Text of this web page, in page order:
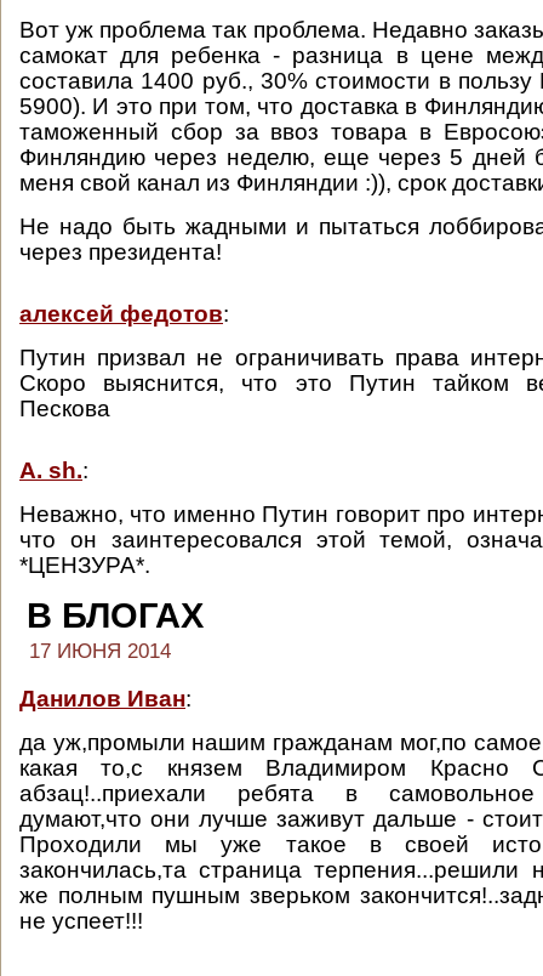
Вот уж проблема так проблема. Недавно
самокат для ребенка - разница в цене
составила 1400 руб., 30% стоимости в
5900). И это при том, что доставка в
таможенный сбор за ввоз товара в
Финляндию через неделю, еще через 5 дней
меня свой канал из Финляндии :)), срок
Не надо быть жадными и пытаться
через президента!
алексей федотов:
Путин призвал не ограничивать права
Скоро выяснится, что это Путин тайком
Пескова
A. sh.:
Неважно, что именно Путин говорит про
что он заинтересовался этой темой,
*ЦЕНЗУРА*.
В БЛОГАХ
17 ИЮНЯ 2014
Данилов Иван:
да уж,промыли нашим гражданам мог,по
какая то,с князем Владимиром Красно
абзац!..приехали ребята в самовольное
думают,что они лучше заживут дальше - стоит
Проходили мы уже такое в своей
закончилась,та страница терпения...решили
же полным пушным зверьком
не успеет!!!